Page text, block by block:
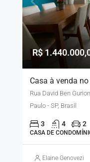
R$
Casa à venda
Rua David Ben
Paulo - SP, Brasil
3 4 2
CASA DE
Elaine Genovezi